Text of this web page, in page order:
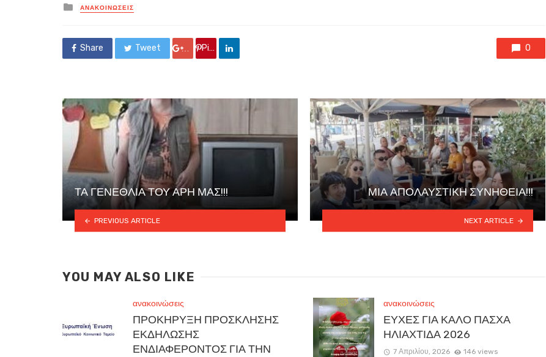
Posted
in
ΑΝΑΚΟΙΝΏΣΕΙΣ
Share Tweet Google +
Pin it 0
ΤΑ ΓΕΝΕΘΛΙΑ ΤΟΥ ΑΡΗ ΜΑΣ!!!
PREVIOUS ARTICLE
ΜΙΑ ΑΠΟΛΑΥΣΤΙΚΗ ΣΥΝΗΘΕΙΑ!!!
NEXT ARTICLE
YOU MAY ALSO LIKE
ανακοινώσεις
ΠΡΟΚΗΡΥΞΗ ΠΡΟΣΚΛΗΣΗΣ
ΕΚΔΗΛΩΣΗΣ
ΕΝΔΙΑΦΕΡΟΝΤΟΣ ΓΙΑ ΤΗΝ
ανακοινώσεις
ΕΥΧΕΣ ΓΙΑ ΚΑΛΟ ΠΑΣΧΑ
ΗΛΙΑΧΤΙΔΑ 2026
7 Απριλίου, 2026 146 views